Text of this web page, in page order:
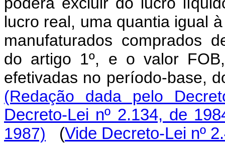
lucro real, uma quantia igual
manufaturados comprados
do artigo 1º, e o valor
efetivadas no período-base,
(Redação dada pelo
Decreto-Lei nº 2.134, de
1987) (Vide Decreto-Lei nº